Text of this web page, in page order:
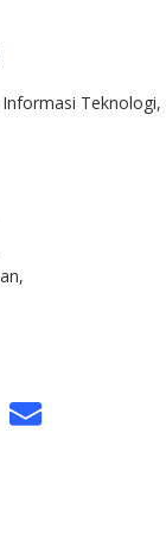
Teknologi,